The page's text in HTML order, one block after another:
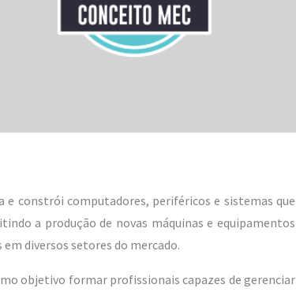
e constrói computadores, periféricos e sistemas que
a produção de novas máquinas e equipamentos
diversos setores do mercado.
objetivo formar profissionais capazes de gerenciar